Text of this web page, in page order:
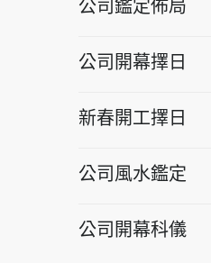
公司鑑定佈局
公司開幕擇日
新春開工擇日
公司風水鑑定
公司開幕科儀